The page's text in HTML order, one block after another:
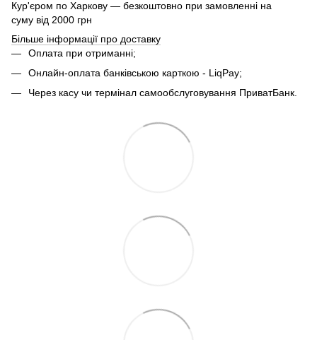
Кур'єром по Харкову — безкоштовно при замовленні на
суму від 2000 грн
Більше інформації про доставку
Оплата при отриманні;
Онлайн-оплата банківською карткою - LiqPay;
Через касу чи термінал самообслуговування ПриватБанк.